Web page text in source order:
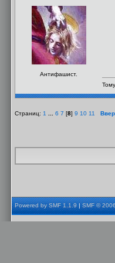
Антифашист.
Страниц: 1 6 7 [8] 9 10 11
Powered by SMF 1.1.9|SMF ©